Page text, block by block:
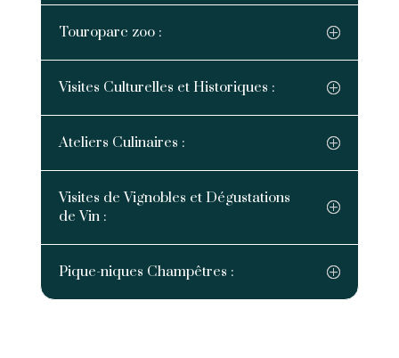
Touroparc zoo :
Visites Culturelles et Historiques :
Ateliers Culinaires :
Visites de Vignobles et Dégustations
de Vin :
Pique-niques Champêtres :